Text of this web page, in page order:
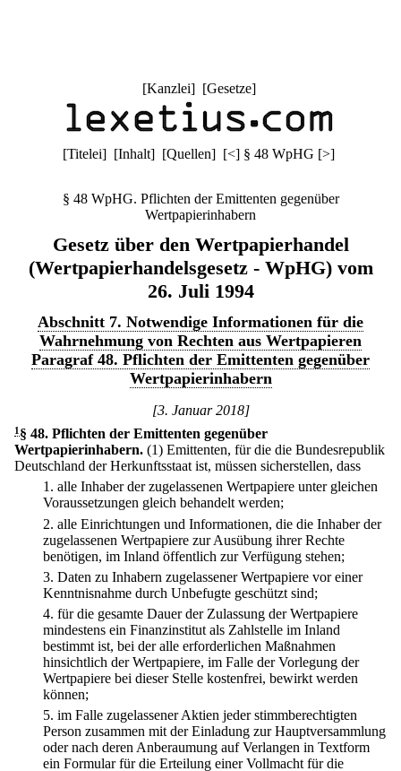
[Kanzlei] [Gesetze]
[Titelei] [Inhalt] [Quellen] [<] § 48 WpHG [>]
§ 48 WpHG. Pflichten der Emittenten gegenüber
Wertpapierinhabern
Gesetz über den Wertpapierhandel
(Wertpapierhandelsgesetz - WpHG) vom
26. Juli 1994
Abschnitt 7. Notwendige Informationen für die
Wahrnehmung von Rechten aus Wertpapieren
Paragraf 48. Pflichten der Emittenten gegenüber
Wertpapierinhabern
[3. Januar 2018]
1 § 48. Pflichten der Emittenten gegenüber
Wertpapierinhabern. (1) Emittenten, für die die Bundesrepublik
Deutschland der Herkunftsstaat ist, müssen sicherstellen, dass
1. alle Inhaber der zugelassenen Wertpapiere unter gleichen
Voraussetzungen gleich behandelt werden;
2. alle Einrichtungen und Informationen, die die Inhaber der
zugelassenen Wertpapiere zur Ausübung ihrer Rechte
benötigen, im Inland öffentlich zur Verfügung stehen;
3. Daten zu Inhabern zugelassener Wertpapiere vor einer
Kenntnisnahme durch Unbefugte geschützt sind;
4. für die gesamte Dauer der Zulassung der Wertpapiere
mindestens ein Finanzinstitut als Zahlstelle im Inland
bestimmt ist, bei der alle erforderlichen Maßnahmen
hinsichtlich der Wertpapiere, im Falle der Vorlegung der
Wertpapiere bei dieser Stelle kostenfrei, bewirkt werden
können;
5. im Falle zugelassener Aktien jeder stimmberechtigten
Person zusammen mit der Einladung zur Hauptversammlung
oder nach deren Anberaumung auf Verlangen in Textform
ein Formular für die Erteilung einer Vollmacht für die